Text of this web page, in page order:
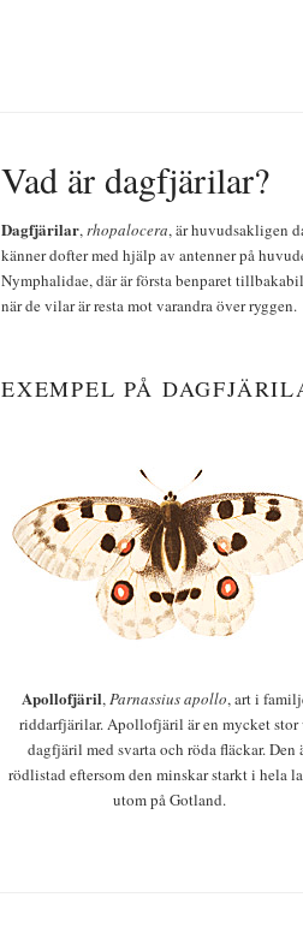
Vad är dagfjärilar?
Dagfjärilar,rhopalocera, är huvudsakligen
känner dofter med hjälp av antenner på
Nymphalidae, där är första benparet
när de vilar är resta mot varandra över ryggen.
EXEMPEL PÅ
Apollofjäril,Parnassius apollo, art i
riddarfjärilar. Apollofjäril är en mycket
dagfjäril med svarta och röda fläckar. Den
rödlistad eftersom den minskar starkt i hela
utom på Gotland.